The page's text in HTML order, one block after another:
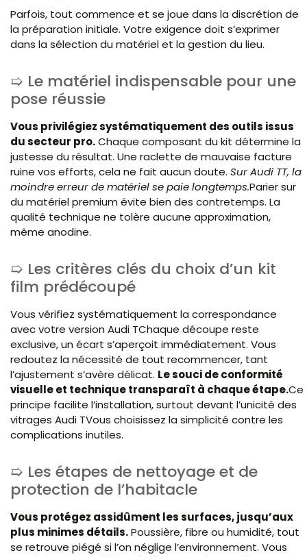
Parfois, tout commence et se joue dans la discrétion de
la préparation initiale. Votre exigence doit s’exprimer
dans la sélection du matériel et la gestion du lieu.
Le matériel indispensable pour une
pose réussie
Vous privilégiez systématiquement des outils issus
du secteur pro.Chaque composant du kit détermine la
justesse du résultat. Une raclette de mauvaise facture
ruine vos efforts, cela ne fait aucun doute. Sur Audi TT, la
moindre erreur de matériel se paie longtemps.Parier sur
du matériel premium évite bien des contretemps. La
qualité technique ne tolère aucune approximation,
même anodine.
Les critères clés du choix d’un kit
film prédécoupé
Vous vérifiez systématiquement la correspondance
avec votre version Audi TChaque découpe reste
exclusive, un écart s’aperçoit immédiatement. Vous
redoutez la nécessité de tout recommencer, tant
l’ajustement s’avère délicat. Le souci de conformité
visuelle et technique transparaît à chaque étape.Ce
principe facilite l’installation, surtout devant l’unicité des
vitrages Audi TVous choisissez la simplicité contre les
complications inutiles.
Les étapes de nettoyage et de
protection de l’habitacle
Vous protégez assidûment les surfaces, jusqu’aux
plus minimes détails.Poussière, fibre ou humidité, tout
se retrouve piégé si l’on néglige l’environnement. Vous